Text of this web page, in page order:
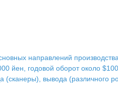
направлений
йен, годовой оборот около
(сканеры), вывода